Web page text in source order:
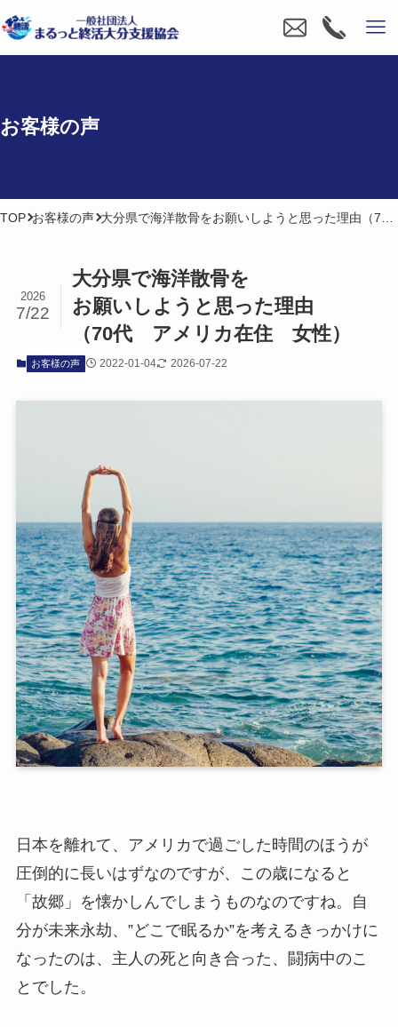
お客様の​声
TOP お客様の声
大分県で​海洋散骨を​
お願いしようと​思った​理由​
（70代 アメリカ在住​ 女性）
2026
7/22
お客様の声 2022-01-04 2026-07-22
日本を離れて、アメリカで過ごした時間のほうが
圧倒的に長いはずなのですが、この歳になると
「故郷」を懐かしんでしまうものなのですね。自
分が未来永劫、”どこで眠るか”を考えるきっかけに
なったのは、主人の死と向き合った、闘病中のこ
とでした。